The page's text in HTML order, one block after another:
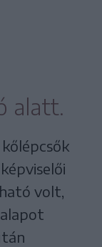
alatt.
volt,